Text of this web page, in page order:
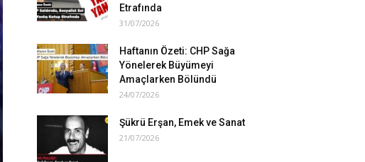
Etrafında
31/07/2026
Haftanın Özeti: CHP Sağa
Yönelerek Büyümeyi
Amaçlarken Bölündü
24/07/2026
Şükrü Erşan, Emek ve Sanat
21/07/2026